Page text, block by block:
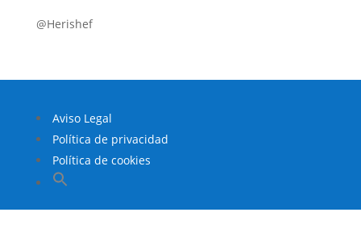
@Herishef
Aviso Legal
Política de privacidad
Política de cookies
Buscar:
Botón de búsqueda